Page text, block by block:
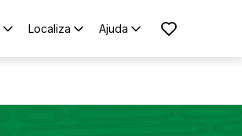
Localiza Ajuda